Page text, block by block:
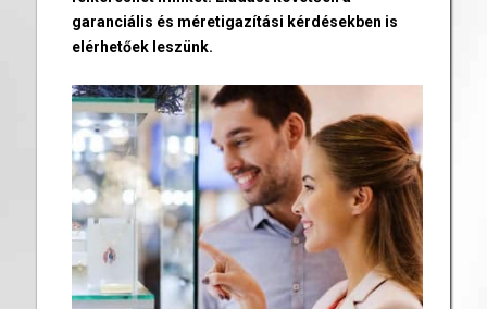
garanciális és méretigazítási kérdésekben is
elérhetőek leszünk.